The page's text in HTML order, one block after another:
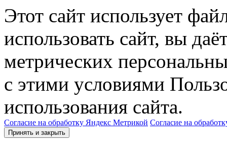
Этот сайт использует
использовать сайт, вы
метрических
с этими условиями
использования сайта.
Согласие на обработку Яндекс Метрикой Согласие на
Принять и закрыть